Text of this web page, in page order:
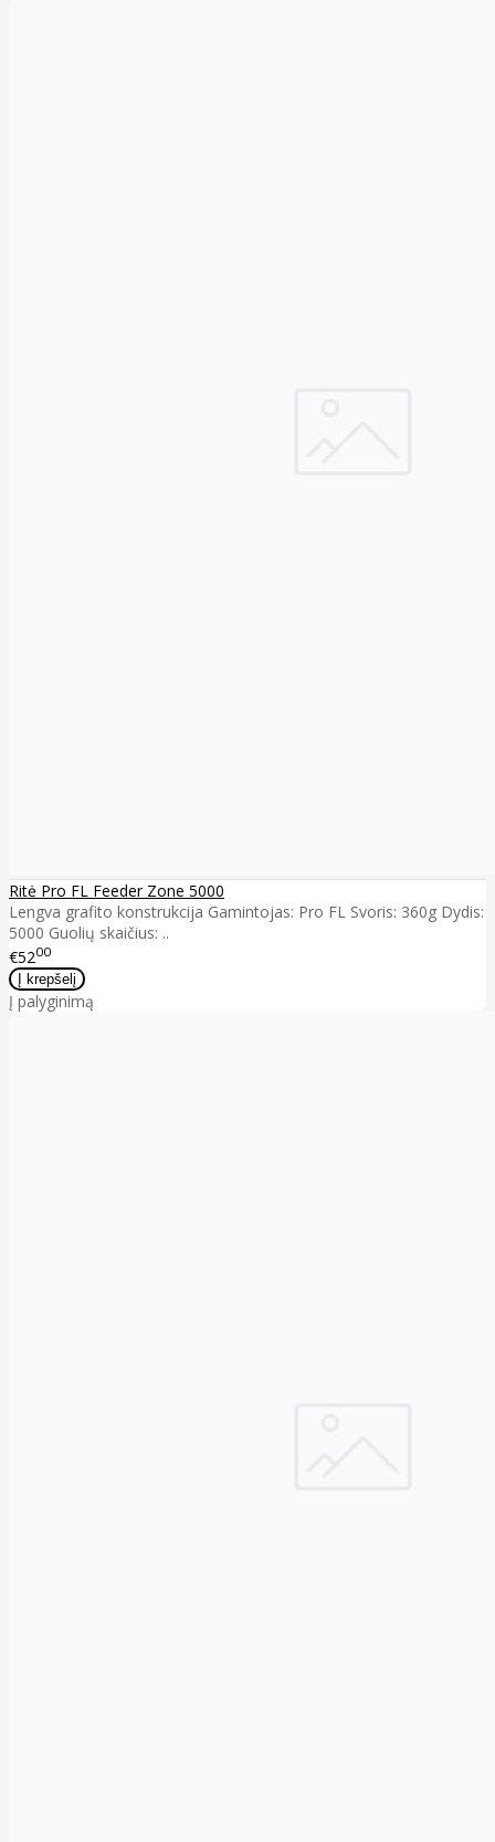
Ritė Pro FL Feeder Zone 5000
Lengva grafito konstrukcija Gamintojas: Pro FL Svoris: 360g Dydis:
5000 Guolių skaičius: ..
€5200
Į palyginimą